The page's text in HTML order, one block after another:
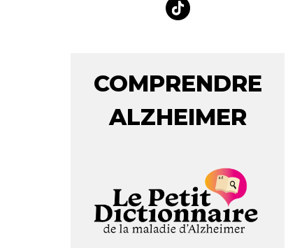
COMPRENDRE
ALZHEIMER